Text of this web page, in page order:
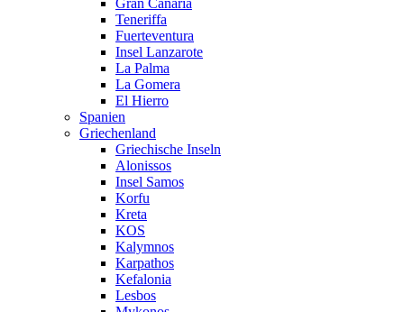
Gran Canaria
Teneriffa
Fuerteventura
Insel Lanzarote
La Palma
La Gomera
El Hierro
Spanien
Griechenland
Griechische Inseln
Alonissos
Insel Samos
Korfu
Kreta
KOS
Kalymnos
Karpathos
Kefalonia
Lesbos